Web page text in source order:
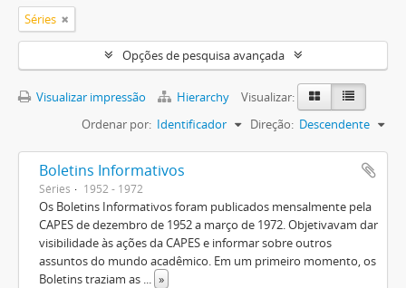
Séries
Opções de pesquisa avançada
Visualizar impressão Hierarchy
Visualizar:
Ordenar por: Identificador Direção: Descendente
Boletins Informativos
Séries 1952 - 1972
Os Boletins Informativos foram publicados mensalmente pela
CAPES de dezembro de 1952 a março de 1972. Objetivavam dar
visibilidade às ações da CAPES e informar sobre outros
assuntos do mundo acadêmico. Em um primeiro momento, os
Boletins traziam as ... »